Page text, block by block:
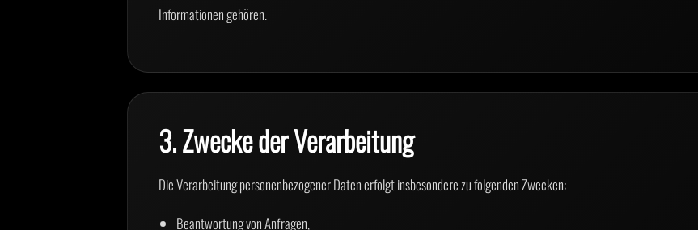
Informationen gehören.
3. Zwecke der Verarbeitung
Die Verarbeitung personenbezogener Daten erfolgt insbesondere zu folgenden Zwecken:
Beantwortung von Anfragen,